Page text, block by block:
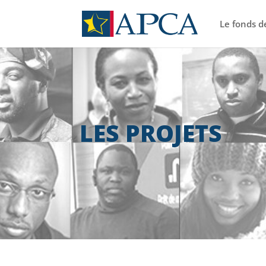
Le fonds
LES PROJETS